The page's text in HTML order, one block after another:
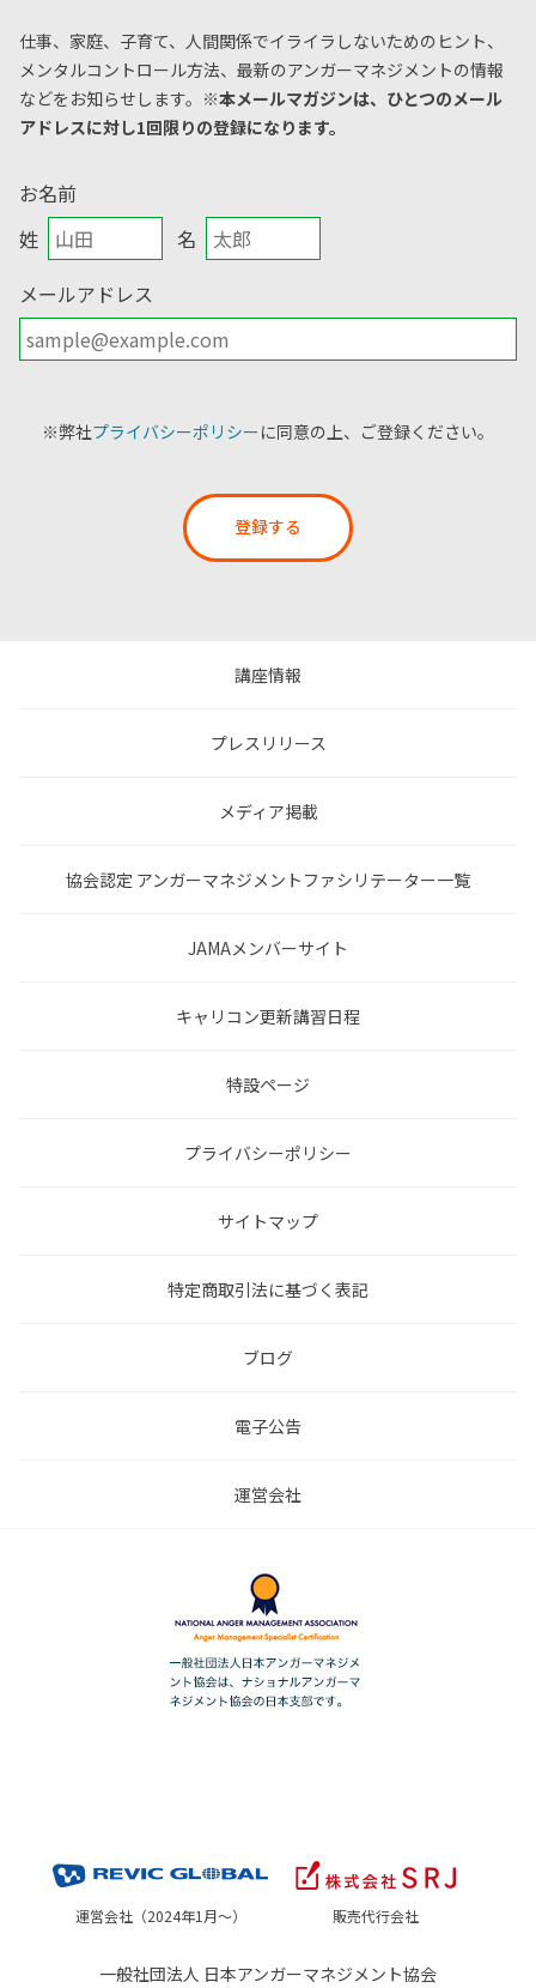
仕事、家庭、子育て、人間関係でイライラしないためのヒント、
メンタルコントロール方法、 最新のアンガーマネジメントの情報
などをお知らせします。 ※本メールマガジンは、ひとつのメール
アドレスに対し1回限りの登録になります。
お名前
姓
名
メールアドレス
※弊社プライバシーポリシーに同意の上、ご登録ください。
登録する
講座情報
プレスリリース
メディア掲載
協会認定 アンガーマネジメントファシリテーター一覧
JAMAメンバーサイト
キャリコン更新講習日程
特設ページ
プライバシーポリシー
サイトマップ
特定商取引法に基づく表記
ブログ
電子公告
運営会社
運営会社（2024年1月～） 販売代行会社
一般社団法人 日本アンガーマネジメント協会